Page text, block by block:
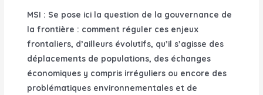
MSI : Se pose ici la question de la gouvernance de
la frontière : comment réguler ces enjeux
frontaliers, d’ailleurs évolutifs, qu’il s’agisse des
déplacements de populations, des échanges
économiques y compris irréguliers ou encore des
problématiques environnementales et de